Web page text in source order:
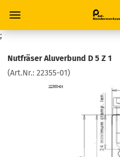
;
Nutfräser Aluverbund D 5 Z 1
(Art.Nr.: 22355-01)